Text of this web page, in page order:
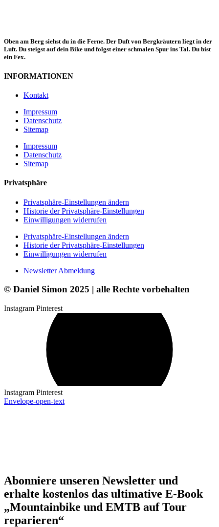
Oben am Berg siehst du in die Ferne. Der Duft von Bergkräutern liegt in der
Luft. Du steigst auf dein Bike und folgst einer schmalen Spur ins Tal. Du bist
ein Fex.
INFORMATIONEN
Kontakt
Impressum
Datenschutz
Sitemap
Impressum
Datenschutz
Sitemap
Privatsphäre
Privatsphäre-Einstellungen ändern
Historie der Privatsphäre-Einstellungen
Einwilligungen widerrufen
Privatsphäre-Einstellungen ändern
Historie der Privatsphäre-Einstellungen
Einwilligungen widerrufen
Newsletter Abmeldung
© Daniel Simon 2025 | alle Rechte vorbehalten
Instagram Pinterest
Instagram Pinterest
Envelope-open-text
Abonniere unseren Newsletter und
erhalte kostenlos das ultimative E-Book
„Mountainbike und EMTB auf Tour
reparieren“